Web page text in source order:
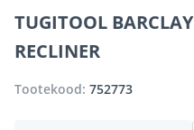
TUGITOOL
RECLINER
Tootekood: 752773